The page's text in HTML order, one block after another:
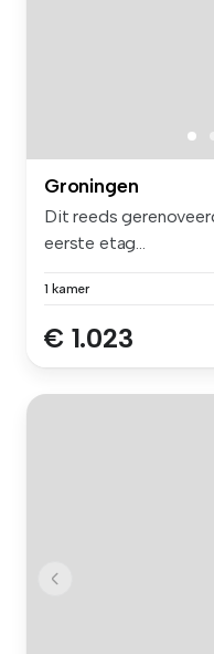
Groningen
Dit reeds
eerste etag...
1 kamer
€ 1.023